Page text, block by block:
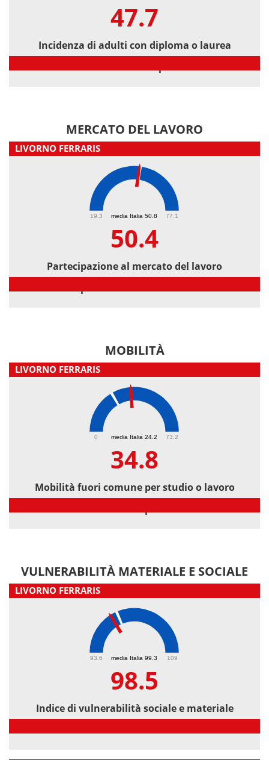
47.7
Incidenza di adulti con diploma o laurea
MERCATO DEL LAVORO
LIVORNO FERRARIS
media Italia 50.8
19.3 77.1
50.4
Partecipazione al mercato del lavoro
MOBILITÀ
LIVORNO FERRARIS
media Italia 24.2
0 73.2
34.8
Mobilità fuori comune per studio o lavoro
VULNERABILITÀ MATERIALE E SOCIALE
LIVORNO FERRARIS
media Italia 99.3
93.6 109
98.5
Indice di vulnerabilità sociale e materiale